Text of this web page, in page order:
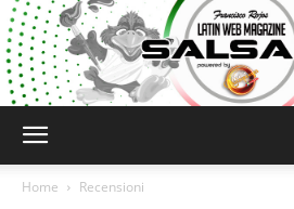
Home Recensioni